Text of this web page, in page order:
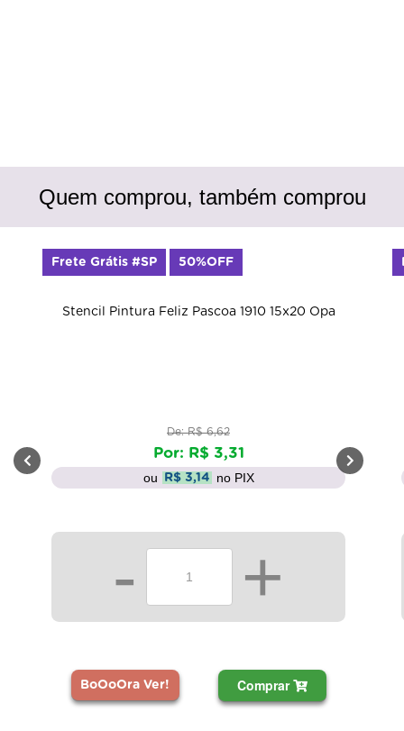
Quem comprou, também comprou
Stencil Pintura Feliz Pascoa 1910 15x20 Opa
De: R$ 6,62
Por: R$ 3,31
ou R$ 3,14 no PIX
- +
BoOoOra Ver! Comprar
Frete Grátis #SP 50%OFF